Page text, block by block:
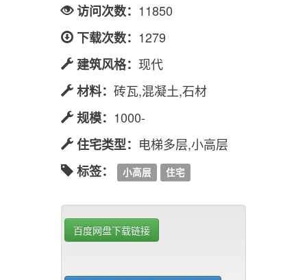
访问次数： 11850
下载次数： 1279
建筑风格： 现代
材料： 砖瓦,混凝土,石材
规模： 1000-
住宅类型： 电梯多层,小高层
标签：
小高层 住宅
百度网盘下载链接